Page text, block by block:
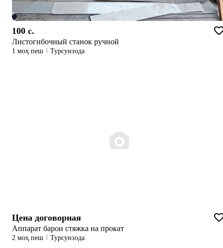
100 c.
Листогибочный станок ручной
1 моҳ пеш Турсунзода
Цена договорная
Аппарат барои стяжка на прокат
2 моҳ пеш Турсунзода